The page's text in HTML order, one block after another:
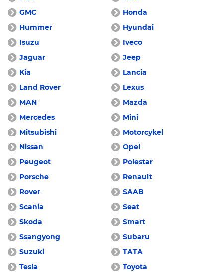
GMC
Honda
Hummer
Hyundai
Isuzu
Iveco
Jaguar
Jeep
Kia
Lancia
Land Rover
Lexus
MAN
Mazda
Mercedes
Mini
Mitsubishi
Motorcykel
Nissan
Opel
Peugeot
Polestar
Porsche
Renault
Rover
SAAB
Scania
Seat
Skoda
Smart
Ssangyong
Subaru
Suzuki
TATA
Tesla
Toyota